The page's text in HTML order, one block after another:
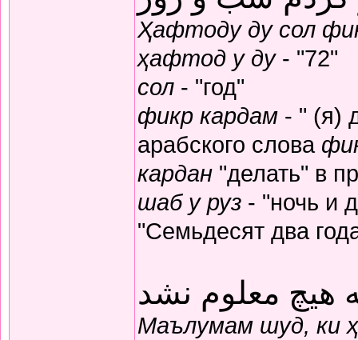
Ҳафтоду ду сол
ҳафтод у ду- "72"
сол - "год"
фикр кардам - " (я)
арабского слова
кардан "делать" в
шаб у руз - "ночь и
"Семьдесят два
هیچ معلوم نشد
Маълумам шуд, ки